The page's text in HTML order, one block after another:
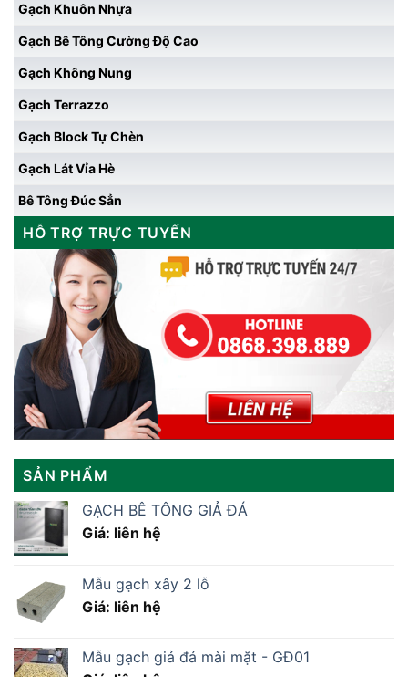
Gạch Khuôn Nhựa
Gạch Bê Tông Cường Độ Cao
Gạch Không Nung
Gạch Terrazzo
Gạch Block Tự Chèn
Gạch Lát Vỉa Hè
Bê Tông Đúc Sẳn
HỖ TRỢ TRỰC TUYẾN
SẢN PHẨM
GẠCH BÊ TÔNG GIẢ ĐÁ
Giá: liên hệ
Mẫu gạch xây 2 lỗ
Giá: liên hệ
Mẫu gạch giả đá mài mặt - GĐ01